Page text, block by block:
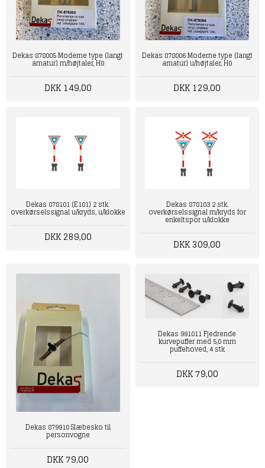
Dekas 878005 Moderne type (langt
amatur) m/højtaler, H0
DKK 149,00
Dekas 878006 Moderne type (langt
amatur) u/højtaler, H0
DKK 129,00
Dekas 878101 (E101) 2 stk.
overkørselssignal u/kryds, u/klokke
DKK 289,00
Dekas 878103 2 stk.
overkørselssignal m/kryds for
enkeltspor u/klokke
DKK 309,00
Dekas 879910 Slæbesko til
personvogne
DKK 79,00
Dekas 991011 Fjedrende
kurvepuffer med 5,0 mm
puffehoved, 4 stk
DKK 79,00